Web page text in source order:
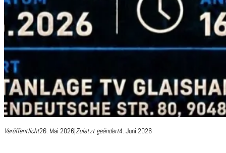
Veröffentlicht26. Mai 2026|Zuletzt geändert4. Juni 2026